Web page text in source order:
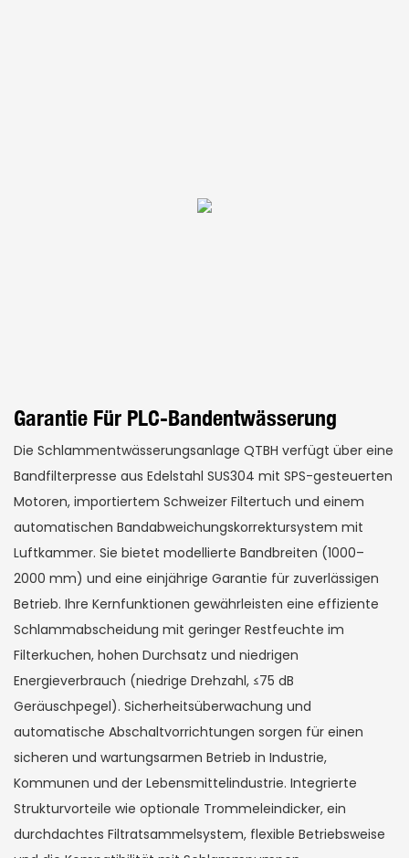
Garantie Für PLC-Bandentwässerung
Die Schlammentwässerungsanlage QTBH verfügt über eine
Bandfilterpresse aus Edelstahl SUS304 mit SPS-gesteuerten
Motoren, importiertem Schweizer Filtertuch und einem
automatischen Bandabweichungskorrektursystem mit
Luftkammer. Sie bietet modellierte Bandbreiten (1000–
2000 mm) und eine einjährige Garantie für zuverlässigen
Betrieb. Ihre Kernfunktionen gewährleisten eine effiziente
Schlammabscheidung mit geringer Restfeuchte im
Filterkuchen, hohen Durchsatz und niedrigen
Energieverbrauch (niedrige Drehzahl, ≤75 dB
Geräuschpegel). Sicherheitsüberwachung und
automatische Abschaltvorrichtungen sorgen für einen
sicheren und wartungsarmen Betrieb in Industrie,
Kommunen und der Lebensmittelindustrie. Integrierte
Strukturvorteile wie optionale Trommeleindicker, ein
durchdachtes Filtratsammelsystem, flexible Betriebsweise